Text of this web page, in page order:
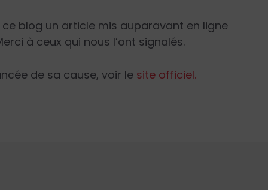
ce blog un article mis auparavant en ligne
à ceux qui nous l’ont signalés.
de sa cause, voir le site officiel.